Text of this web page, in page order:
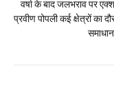
वर्षा के बाद जलभराव पर
प्रवीण पोपली कई क्षेत्रों का